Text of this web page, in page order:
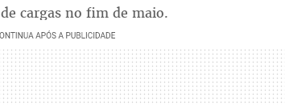
cargas no fim de maio.